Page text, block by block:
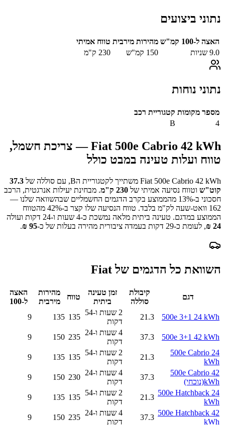
נתוני ביצועים
האצה ל-100 קמ"ש מהירות מירבית טווח אמיתי
9.0 שניות 150 קמ"ש 230 ק"מ
נתוני נוחות
מספר מקומות קטגוריית רכב
4
B
Fiat 500e Cabrio 42 kWh— צריכת חשמל,
טווח ועלות טעינה במבט כולל
Fiat 500e Cabrio 42 kWh משתייך לקטגוריית הB, עם סוללה של 37.3
קוט"ש וטווח נסיעה אמיתי של 230 ק"מ. מבחינת יעילות אנרגטית, הרכב
חסכוני ב-
13% מהממוצע בקרב הדגמים החשמליים שבהשוואה שלנו —
162 וואט-שעה לק"מ בלבד. טווח הנסיעה שלו קצר ב- 42 % מהטווח
הממוצע במדגם. טעינה ביתית מלאה נמשכת כ-4 שעות ו-24 דקות
ועולה
24
₪, לעומת כ-29 דקות בעמדה ציבורית מהירה בעלות של כ-95
₪
.
השוואת כל הדגמים שלFiat
דגם
קיבולת
סוללה
זמן טעינה
ביתית
טווח
מהירות
מירבית
האצה
ל-100
500e 3+1 24 kWh
21.3
2 שעות ו-54
דקות
135
135
9
500e 3+1 42 kWh
37.3
4 שעות ו-24
דקות
235
150
9
500e Cabrio 24
kWh
21.3
2 שעות ו-54
דקות
135
135
9
500e Cabrio 42
kWh(נוכחי)
37.3
4 שעות ו-24
דקות
230
150
9
500e Hatchback 24
kWh
21.3
2 שעות ו-54
דקות
135
135
9
500e Hatchback 42
kWh
37.3
4 שעות ו-24
דקות
235
150
9